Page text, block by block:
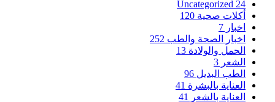
Uncategorized 24
أكلات صحية 120
اخبار 7
اخبار الصحة والطب 252
الحمل والولادة 13
الشعر 3
الطب البديل 96
العناية بالبشرة 41
العناية بالشعر
41